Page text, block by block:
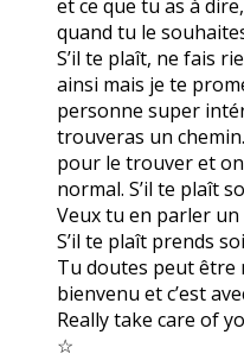
et ce que tu as à
quand tu le
S’il te plaît, ne fais
ainsi mais je te
personne super
trouveras un
pour le trouver et
normal. S’il te plaît
Veux tu en parler un
S’il te plaît prends
Tu doutes peut être
bienvenu et c’est
Really take care of
☆